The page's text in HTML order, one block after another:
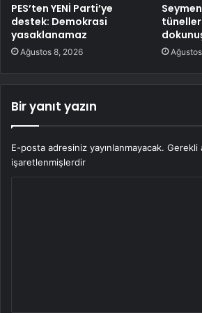
PES’ten YENİ Parti’ye
destek: Demokrasi
yasaklanamaz
Ağustos 8, 2026
Bir yanıt yazın
E-posta adresiniz yayınlanmayacak. Gerekli
işaretlenmişlerdir